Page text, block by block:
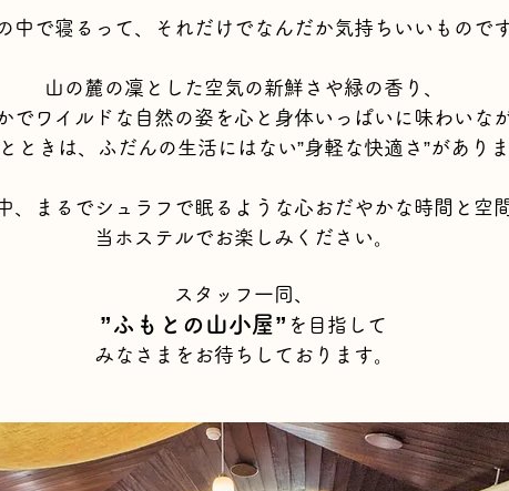
中で寝るって、それだけでなんだか気持ちいいものです
山の麓の凜とした空気の新鮮さや緑の香り、
でワイルドな自然の姿を心と身体いっぱいに味わいな
ときは、ふだんの生活にはない”身軽な快適さ”がありま
、まるでシュラフで眠るような心おだやかな時間と空間
当ホステルでお楽しみください。
スタッフ一同、
”ふもとの山小屋” を目指して
​みなさまをお待ちしております。